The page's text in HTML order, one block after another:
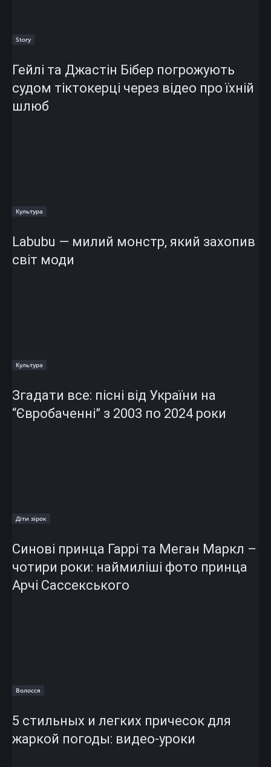
Story
Гейлі та Джастін Бібер погрожують
судом тіктокерці через відео про їхній
шлюб
Культура
Labubu — милий монстр, який захопив
світ моди
Культура
Згадати все: пісні від України на
“Євробаченні” з 2003 по 2024 роки
Діти зірок
Синові принца Гаррі та Меган Маркл –
чотири роки: наймиліші фото принца
Арчі Сассекського
Волосся
5 стильных и легких причесок для
жаркой погоды: видео-уроки